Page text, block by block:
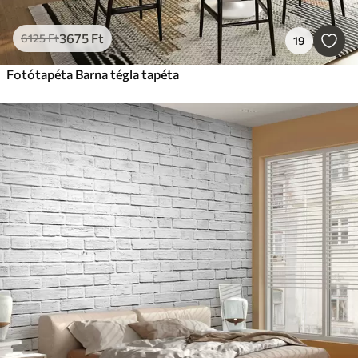
6125Ft3675 Ft 19
Fotótapéta Barna tégla tapéta